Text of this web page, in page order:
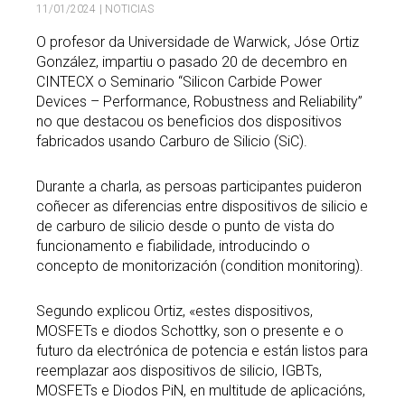
11/01/2024 | NOTICIAS
O profesor da Universidade de Warwick, Jóse Ortiz
González, impartiu o pasado 20 de decembro en
CINTECX o Seminario “Silicon Carbide Power
Devices – Performance, Robustness and Reliability”
no que destacou os beneficios dos dispositivos
fabricados usando Carburo de Silicio (SiC).
Durante a charla, as persoas participantes puideron
coñecer as diferencias entre dispositivos de silicio e
de carburo de silicio desde o punto de vista do
funcionamento e fiabilidade, introducindo o
concepto de monitorización (condition monitoring).
Segundo explicou Ortiz, «estes dispositivos,
MOSFETs e diodos Schottky, son o presente e o
futuro da electrónica de potencia e están listos para
reemplazar aos dispositivos de silicio, IGBTs,
MOSFETs e Diodos PiN, en multitude de aplicacións,